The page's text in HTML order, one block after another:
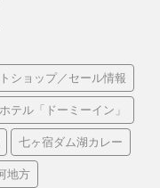
ショップ／セール情報
テル「ドーミーイン」
七ヶ宿ダム湖カレー
地方